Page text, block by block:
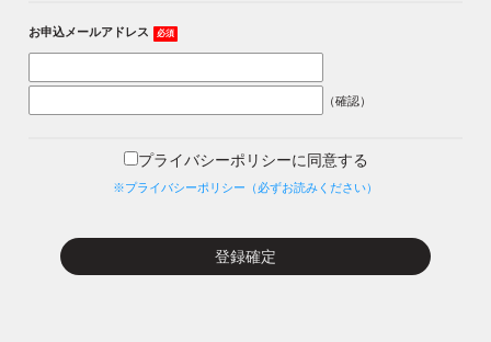
お申込メールアドレス 必須
（確認）
プライバシーポリシーに同意する
※プライバシーポリシー（必ずお読みください）